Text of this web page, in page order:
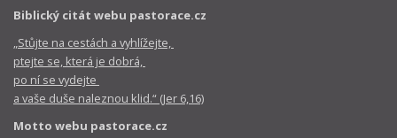
Biblický citát webu pastorace.cz
„Stůjte na cestách a vyhlížejte,
ptejte se, která je dobrá,
po ní se vydejte
a vaše duše naleznou klid.“ (Jer 6,16)
Motto webu pastorace.cz